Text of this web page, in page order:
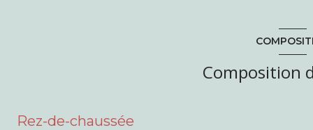
Composition
Rez-de-chaussée